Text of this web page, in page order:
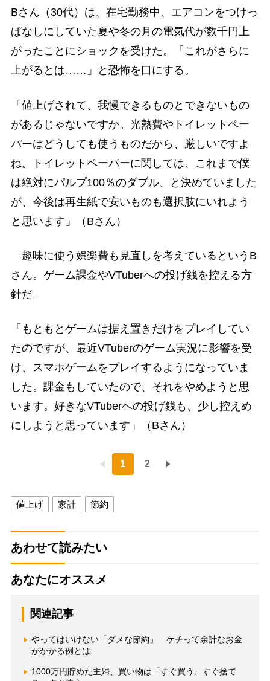
Bさん（30代）は、在宅勤務中、エアコンをつけっ
ぱなしにしていた夏や冬の月の電気代が数千円上
がったことにショックを受けた。「これがさらに
上がるとは……」と恐怖を口にする。
「値上げされて、我慢できるものとできないもの
があるじゃないですか。光熱費やトイレットペー
パーはどうしても使うものだから、厳しいですよ
ね。トイレットペーパーに関しては、これまで僕
は絶対にパルプ100％のダブル、と決めていました
が、今後は再生紙で安いものも選択肢にいれよう
と思います」（Bさん）
趣味に使う娯楽費も見直しを考えているというB
さん。ゲーム課金やVTuberへの投げ銭を控える方
針だ。
「もともとゲームは据え置きだけをプレイしてい
たのですが、最近VTuberのゲーム実況に影響を受
け、スマホゲームをプレイするようになっていま
した。課金もしていたので、それをやめようと思
います。好きなVTuberへの投げ銭も、少し控えめ
にしようと思っています」（Bさん）
1 2
値上げ 家計 節約
あわせて読みたい
あなたにオススメ
関連記事
やってはいけない「ダメな節約」 ケチって余計なお金
がかかる例とは
1000万円貯めた主婦、買い物は「すぐ買う、すぐ捨て